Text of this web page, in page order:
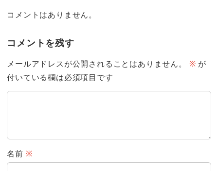
コメントはありません。
コメントを残す
メールアドレスが公開されることはありません。 ※ が
付いている欄は必須項目です
名前 ※